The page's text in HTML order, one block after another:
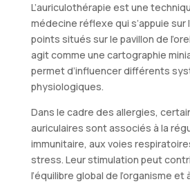
L’auriculothérapie est une
médecine réflexe qui s’appuie sur
points situés sur le pavillon de
agit comme une cartographie
permet d’influencer différents
physiologiques.
Dans le cadre des allergies,
auriculaires sont associés à la
immunitaire, aux voies
stress. Leur stimulation peut
l’équilibre global de l’organisme et